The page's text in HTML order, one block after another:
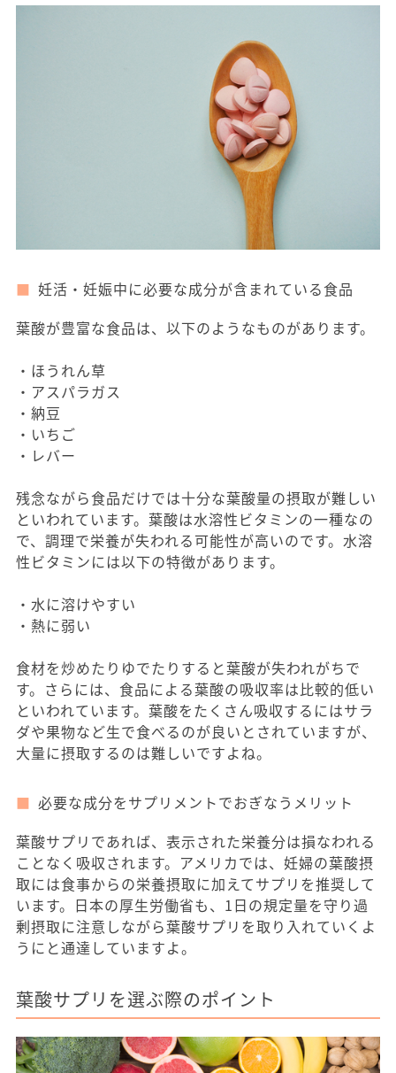
妊活・妊娠中に必要な成分が含まれている食品
葉酸が豊富な食品は、以下のようなものがあります。
・ほうれん草
・アスパラガス
・納豆
・いちご
・レバー
残念ながら食品だけでは十分な葉酸量の摂取が難しい
といわれています。葉酸は水溶性ビタミンの一種なの
で、調理で栄養が失われる可能性が高いのです。水溶
性ビタミンには以下の特徴があります。
・水に溶けやすい
・熱に弱い
食材を炒めたりゆでたりすると葉酸が失われがちで
す。さらには、食品による葉酸の吸収率は比較的低い
といわれています。葉酸をたくさん吸収するにはサラ
ダや果物など生で食べるのが良いとされていますが、
大量に摂取するのは難しいですよね。
必要な成分をサプリメントでおぎなうメリット
葉酸サプリであれば、表示された栄養分は損なわれる
ことなく吸収されます。アメリカでは、妊婦の葉酸摂
取には食事からの栄養摂取に加えてサプリを推奨して
います。日本の厚生労働省も、1日の規定量を守り過
剰摂取に注意しながら葉酸サプリを取り入れていくよ
うにと通達していますよ。
葉酸サプリを選ぶ際のポイント